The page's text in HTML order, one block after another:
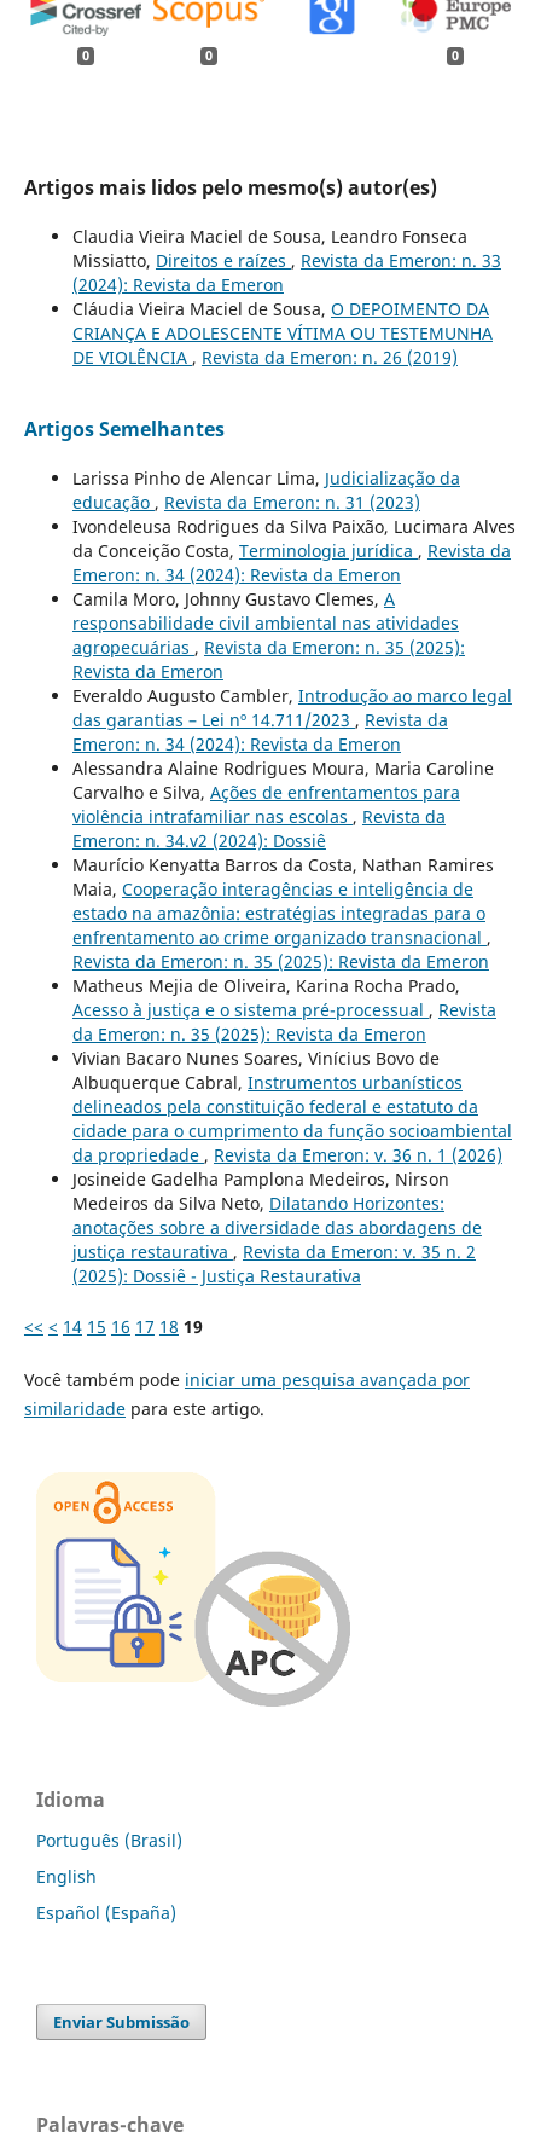
0 0 0
Artigos mais lidos pelo mesmo(s) autor(es)
Claudia Vieira Maciel de Sousa, Leandro Fonseca
Missiatto, Direitos e raízes , Revista da Emeron: n. 33
(2024): Revista da Emeron
Cláudia Vieira Maciel de Sousa, O DEPOIMENTO DA
CRIANÇA E ADOLESCENTE VÍTIMA OU TESTEMUNHA
DE VIOLÊNCIA , Revista da Emeron: n. 26 (2019)
Artigos Semelhantes
Larissa Pinho de Alencar Lima, Judicialização da
educação , Revista da Emeron: n. 31 (2023)
Ivondeleusa Rodrigues da Silva Paixão, Lucimara Alves
da Conceição Costa, Terminologia jurídica , Revista da
Emeron: n. 34 (2024): Revista da Emeron
Camila Moro, Johnny Gustavo Clemes, A
responsabilidade civil ambiental nas atividades
agropecuárias , Revista da Emeron: n. 35 (2025):
Revista da Emeron
Everaldo Augusto Cambler, Introdução ao marco legal
das garantias – Lei nº 14.711/2023 , Revista da
Emeron: n. 34 (2024): Revista da Emeron
Alessandra Alaine Rodrigues Moura, Maria Caroline
Carvalho e Silva, Ações de enfrentamentos para
violência intrafamiliar nas escolas , Revista da
Emeron: n. 34.v2 (2024): Dossiê
Maurício Kenyatta Barros da Costa, Nathan Ramires
Maia, Cooperação interagências e inteligência de
estado na amazônia: estratégias integradas para o
enfrentamento ao crime organizado transnacional ,
Revista da Emeron: n. 35 (2025): Revista da Emeron
Matheus Mejia de Oliveira, Karina Rocha Prado,
Acesso à justiça e o sistema pré-processual , Revista
da Emeron: n. 35 (2025): Revista da Emeron
Vivian Bacaro Nunes Soares, Vinícius Bovo de
Albuquerque Cabral, Instrumentos urbanísticos
delineados pela constituição federal e estatuto da
cidade para o cumprimento da função socioambiental
da propriedade , Revista da Emeron: v. 36 n. 1 (2026)
Josineide Gadelha Pamplona Medeiros, Nirson
Medeiros da Silva Neto, Dilatando Horizontes:
anotações sobre a diversidade das abordagens de
justiça restaurativa , Revista da Emeron: v. 35 n. 2
(2025): Dossiê - Justiça Restaurativa
<< < 14 15 16 17 18 19
Você também pode iniciar uma pesquisa avançada por
similaridadepara este artigo.
Idioma
Português (Brasil)
English
Español (España)
Enviar Submissão
Palavras-chave